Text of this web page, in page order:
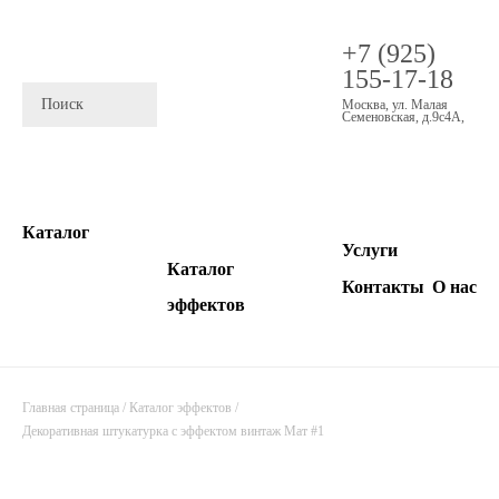
+7 (925)
155-17-18
Москва, ул. Малая
Семеновская, д.9с4А,
Каталог
Каталог
эффектов
Услуги
Контакты О нас
Главная страница / Каталог эффектов /
Декоративная штукатурка с эффектом винтаж Мат #1